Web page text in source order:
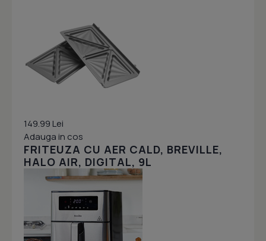
149.99 Lei
Adauga in cos
FRITEUZA CU AER CALD, BREVILLE,
HALO AIR, DIGITAL, 9L